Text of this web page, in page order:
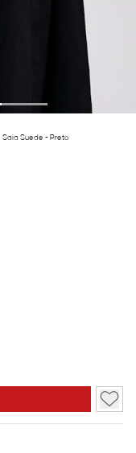
Saia Suede - Preto